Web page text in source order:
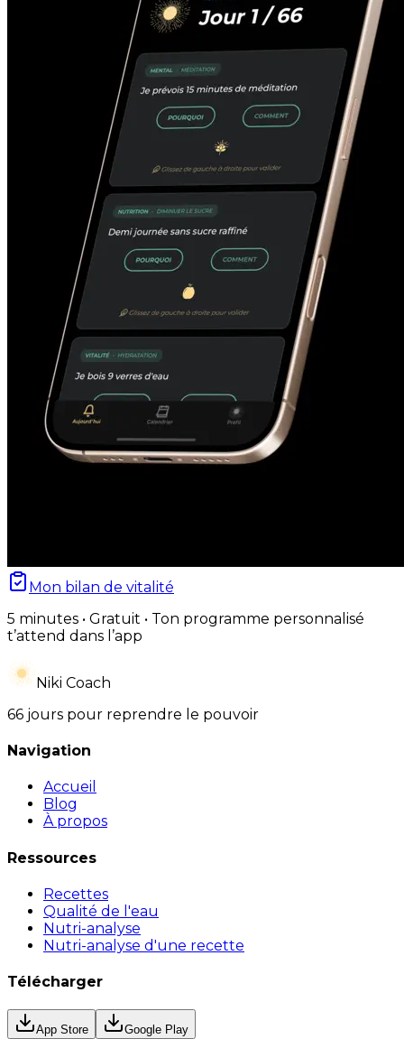
Mon bilan de vitalité
5 minutes • Gratuit • Ton programme personnalisé
t’attend dans l’app
Niki Coach
66 jours pour reprendre le pouvoir
Navigation
Accueil
Blog
À propos
Ressources
Recettes
Qualité de l'eau
Nutri-analyse
Nutri-analyse d'une recette
Télécharger
App Store Google Play